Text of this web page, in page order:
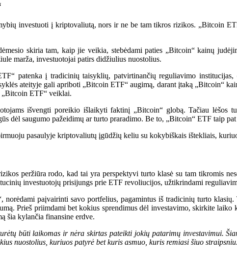
investuoti į kriptovaliutą, nors ir ne be tam tikros rizikos. „Bitcoin
skiria tam, kaip jie veikia, stebėdami paties „Bitcoin“ kainų
marža, investuotojai patirs didžiulius nuostolius.
patenka į tradicinių taisyklių, patvirtinančių reguliavimo
ateityje gali apriboti „Bitcoin ETF“ augimą, darant įtaką „Bitcoin“
„Bitcoin ETF“ veiklai.
išvengti poreikio išlaikyti faktinį „Bitcoin“ globą. Tačiau
dėl saugumo pažeidimų ar turto praradimo. Be to, „Bitcoin“ ETF taip
pasaulyje kriptovaliutų įgūdžių keliu su kokybiškais ištekliais,
peržiūra rodo, kad tai yra perspektyvi turto klasė su tam tikromis
investuotojų prisijungs prie ETF revoliucijos, užtikrindami
norėdami paįvairinti savo portfelius, pagamintus iš tradicinių turto
Prieš priimdami bet kokius sprendimus dėl investavimo, skirkite
šia kylančia finansine erdve.
būti laikomas ir nėra skirtas pateikti jokių patarimų investavimui.
nuostolius, kuriuos patyrė bet kuris asmuo, kuris remiasi šiuo